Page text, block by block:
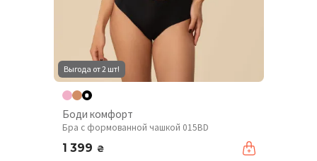
Выгода от 2 шт!
Боди комфорт
Бра с формованной чашкой 015BD
1 399 ₴